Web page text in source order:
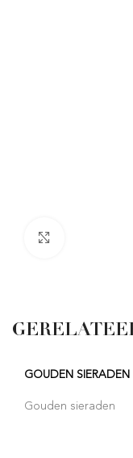
GOUDEN SIERADEN
Gouden sieraden